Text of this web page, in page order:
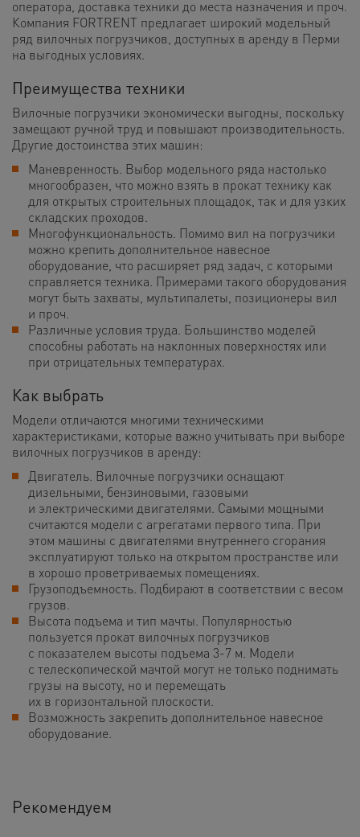
оператора, доставка техники до места назначения и проч.
Компания FORTRENT предлагает широкий модельный
ряд вилочных погрузчиков, доступных в аренду в Перми
на выгодных условиях.
Преимущества техники
Вилочные погрузчики экономически выгодны, поскольку
замещают ручной труд и повышают производительность.
Другие достоинства этих машин:
Маневренность. Выбор модельного ряда настолько
многообразен, что можно взять в прокат технику как
для открытых строительных площадок, так и для узких
складских проходов.
Многофункциональность. Помимо вил на погрузчики
можно крепить дополнительное навесное
оборудование, что расширяет ряд задач, с которыми
справляется техника. Примерами такого оборудования
могут быть захваты, мультипалеты, позиционеры вил
и проч.
Различные условия труда. Большинство моделей
способны работать на наклонных поверхностях или
при отрицательных температурах.
Как выбрать
Модели отличаются многими техническими
характеристиками, которые важно учитывать при выборе
вилочных погрузчиков в аренду:
Двигатель. Вилочные погрузчики оснащают
дизельными, бензиновыми, газовыми
и электрическими двигателями. Самыми мощными
считаются модели с агрегатами первого типа. При
этом машины с двигателями внутреннего сгорания
эксплуатируют только на открытом пространстве или
в хорошо проветриваемых помещениях.
Грузоподъемность. Подбирают в соответствии с весом
грузов.
Высота подъема и тип мачты. Популярностью
пользуется прокат вилочных погрузчиков
с показателем высоты подъема 3-7 м. Модели
с телескопической мачтой могут не только поднимать
грузы на высоту, но и перемещать
их в горизонтальной плоскости.
Возможность закрепить дополнительное навесное
оборудование.
Рекомендуем